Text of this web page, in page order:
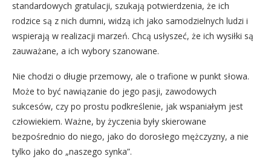
standardowych gratulacji, szukają potwierdzenia, że ich
rodzice są z nich dumni, widzą ich jako samodzielnych ludzi i
wspierają w realizacji marzeń. Chcą usłyszeć, że ich wysiłki są
zauważane, a ich wybory szanowane.
Nie chodzi o długie przemowy, ale o trafione w punkt słowa.
Może to być nawiązanie do jego pasji, zawodowych
sukcesów, czy po prostu podkreślenie, jak wspaniałym jest
człowiekiem. Ważne, by życzenia były skierowane
bezpośrednio do niego, jako do dorosłego mężczyzny, a nie
tylko jako do „naszego synka”.